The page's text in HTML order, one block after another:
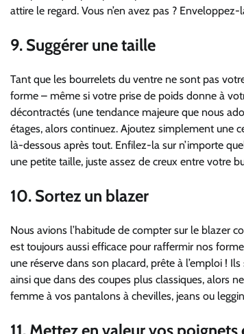
attire le regard. Vous n’en avez pas ?
9. Suggérer une taille
Tant que les bourrelets du ventre ne sont pas
forme – même si votre prise de poids donne à
décontractés (une tendance majeure que nous
étages, alors continuez. Ajoutez simplement une
là-dessous après tout. Enfilez-la sur n’importe
une petite taille, juste assez de creux entre votre
10. Sortez un blazer
Nous avions l’habitude de compter sur le blazer
est toujours aussi efficace pour raffermir nos
une réserve dans son placard, prête à l’emploi !
ainsi que dans des coupes plus classiques, alors
femme à vos pantalons à chevilles, jeans ou